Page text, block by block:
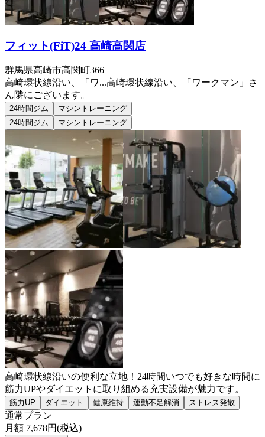
フィット(FiT)24 高崎高関店
群馬県高崎市高関町366
高崎環状線沿い、「ワ...高崎環状線沿い、「ワークマン」さ
ん隣にございます。
24時間ジム
マシントレーニング
24時間ジム
マシントレーニング
高崎環状線沿いの便利な立地！24時間いつでも好きな時間に
筋力UPやダイエットに取り組める充実設備が魅力です。
筋力UP ダイエット 健康維持 運動不足解消 ストレス発散
通常プラン
月額 7,678円(税込)